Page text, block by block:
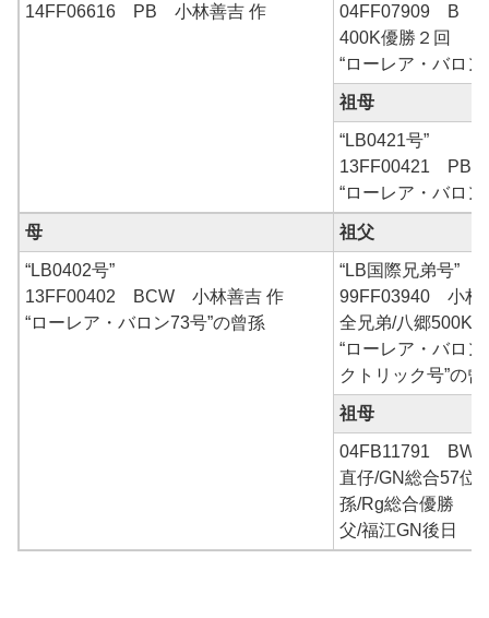
14FF06616 PB 小林善吉 作
04FF07909 B
400K優勝２回
“ローレア・バロン
祖母
“LB0421号”
13FF00421 PB
“ローレア・バロン
母 祖父
“LB0402号”
13FF00402 BCW 小林善吉 作
“ローレア・バロン73号”の曾孫
“LB国際兄弟号”
99FF03940 小林
全兄弟/八郷
“ローレア・バロン
クトリック号”の曾
祖母
04FB11791 BW
直仔/GN総合57位
孫/Rg総合優勝
父/福江GN後日